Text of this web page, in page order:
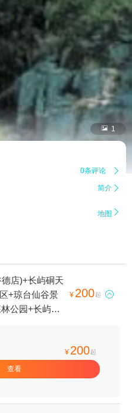
 1
0条评论 
简介 
地图 
店)+长屿硐天
+琼台仙谷景
公园+长屿硐
光基地+黄岩
区+天台温泉
飞行营地+临
山大瀑布+温岭
¥ 200起 
¥ 200起
查看